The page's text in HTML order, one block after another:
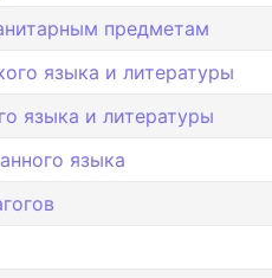
предметам
языка и литературы
языка и литературы
языка